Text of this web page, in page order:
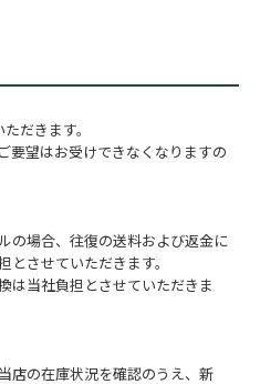
だきます。
要望はお受けできなくなりますの
の場合、往復の送料および返金に
とさせていただきます。
は当社負担とさせていただきま
店の在庫状況を確認のうえ、新